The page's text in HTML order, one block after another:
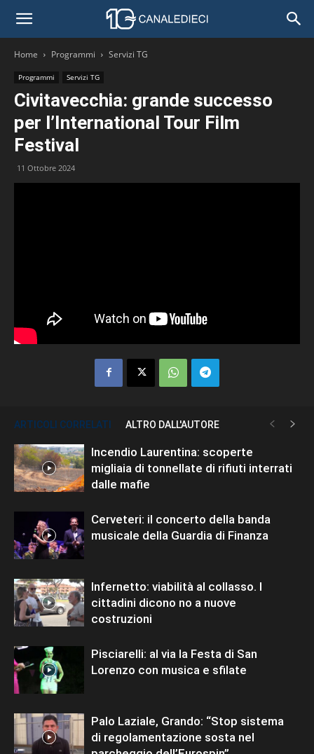
Home Programmi Servizi TG
Programmi Servizi TG
Civitavecchia: grande successo
per l’International Tour Film
Festival
11 Ottobre 2024
ARTICOLI CORRELATI ALTRO DALL'AUTORE
Incendio Laurentina: scoperte
migliaia di tonnellate di rifiuti interrati
dalle mafie
Cerveteri: il concerto della banda
musicale della Guardia di Finanza
Infernetto: viabilità al collasso. I
cittadini dicono no a nuove
costruzioni
Pisciarelli: al via la Festa di San
Lorenzo con musica e sfilate
Palo Laziale, Grando: “Stop sistema
di regolamentazione sosta nel